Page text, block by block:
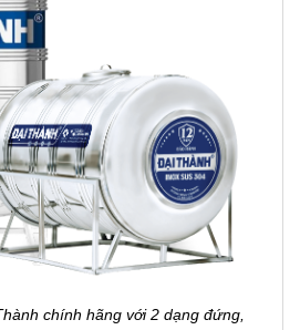
chính hãng với 2 dạng đứng,